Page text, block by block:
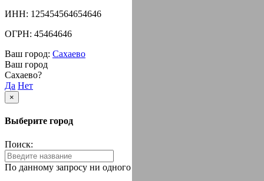
ИНН: 125454564654646
ОГРН: 45464646
Ваш город: Сахаево
Ваш город
Сахаево?
Да Нет
×
Выберите город
Поиск:
По данному запросу ни одного города не найдено!